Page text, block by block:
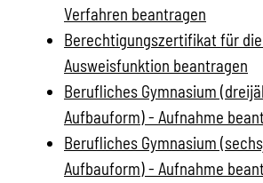
Verfahren beantragen
Berechtigungszertifikat für
Ausweisfunktion beantragen
Berufliches Gymnasium
Aufbauform) - Aufnahme
Berufliches Gymnasium
Aufbauform) - Aufnahme